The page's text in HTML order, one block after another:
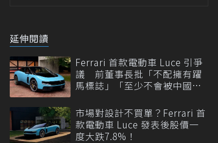
延伸閱讀
Ferrari 首款電動車 Luce 引爭
議 前董事長批「不配擁有躍
馬標誌」「至少不會被中國
市場對設計不買單？Ferrari 首
款電動車 Luce 發表後股價一
度大跌7.8%！